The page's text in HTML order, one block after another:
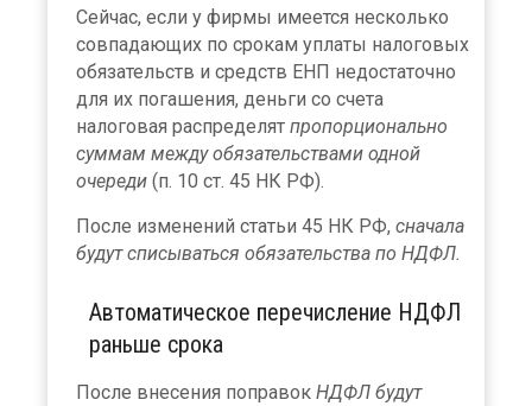
Сейчас, если у фирмы имеется несколько
совпадающих по срокам уплаты налоговых
обязательств и средств ЕНП недостаточно
для их погашения, деньги со счета
налоговая распределят пропорционально
суммам между обязательствами одной
очереди (п. 10 ст. 45 НК РФ).
После изменений статьи 45 НК РФ, сначала
будут списываться обязательства по НДФЛ.
Автоматическое перечисление НДФЛ
раньше срока
После внесения поправок НДФЛ будут